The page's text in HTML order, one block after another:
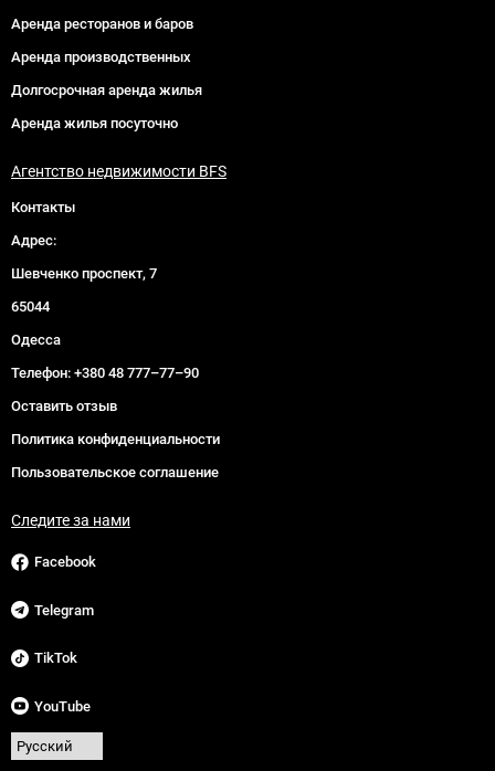
Аренда ресторанов и баров
Аренда производственных
Долгосрочная аренда жилья
Аренда жилья посуточно
Агентство недвижимости BFS
Контакты
Адрес:
Шевченко проспект, 7
65044
Одесса
Телефон: +380 48 777–77–90
Оставить отзыв
Политика конфиденциальности
Пользовательское соглашение
Следите за нами
Facebook
Telegram
TikTok
YouTube